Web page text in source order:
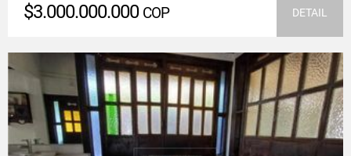
$3.000.000.000 COP DETAIL